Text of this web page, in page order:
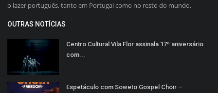
o lazer português, tanto em Portugal como no resto do mundo.
OUTRAS NOTÍCIAS
Centro Cultural Vila Flor assinala 17º aniversário
com...
Espetáculo com Soweto Gospel Choir –